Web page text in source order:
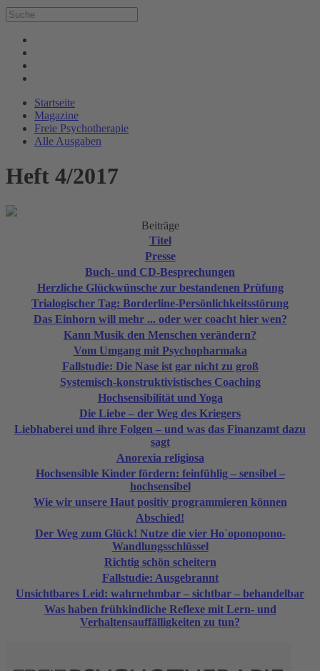
Startseite
Magazine
Freie Psychotherapie
Alle Ausgaben
Heft 4/2017
Beiträge
Titel
Presse
Buch- und CD-Besprechungen
Herzliche Glückwünsche zur bestandenen Prüfung
Trialogischer Tag: Borderline-Persönlichkeitsstörung
Das Einhorn will mehr ... oder wer coacht hier wen?
Kann Musik den Menschen verändern?
Vom Umgang mit Psychopharmaka
Fallstudie: Die Nase ist gar nicht zu groß
Systemisch-konstruktivistisches Coaching
Hochsensibilität und Yoga
Die Liebe – der Weg des Kriegers
Liebhaberei und ihre Folgen – und was das Finanzamt dazu
sagt
Anorexia religiosa
Hochsensible Kinder fördern: feinfühlig – sensibel –
hochsensibel
Wie wir unsere Haut positiv programmieren können
Abschied!
Der Weg zum Glück! Nutze die vier Ho`oponopono-
Wandlungsschlüssel
Richtig schön scheitern
Fallstudie: Ausgebrannt
Unsichtbares Leid: wahrnehmbar – sichtbar – behandelbar
Was haben frühkindliche Reflexe mit Lern- und
Verhaltensauffälligkeiten zu tun?